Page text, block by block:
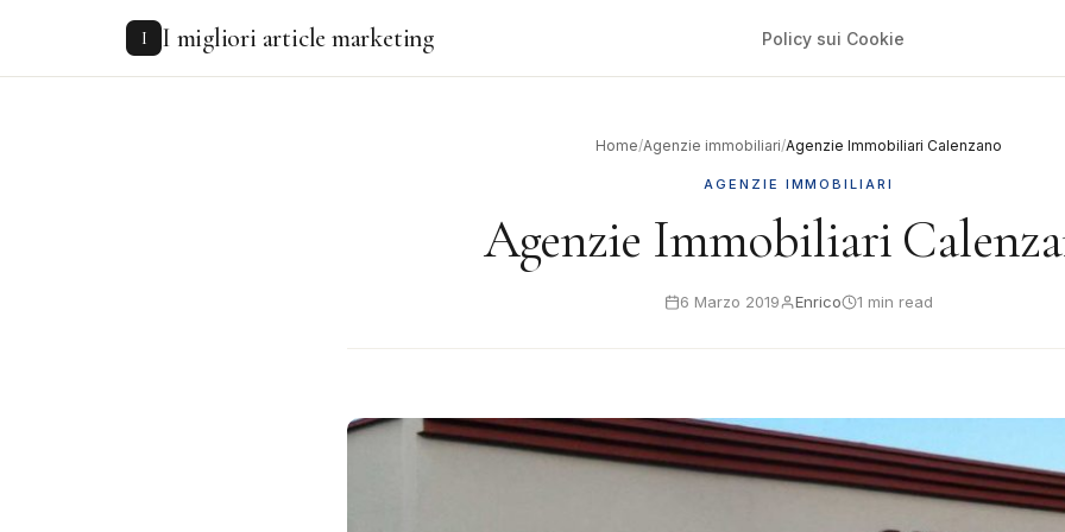
I I migliori article marketing Policy sui Cookie
Home/Agenzie immobiliari/Agenzie Immobiliari Calenzano
AGENZIE IMMOBILIARI
Agenzie Immobiliari
6 Marzo 2019 Enrico 1 min read